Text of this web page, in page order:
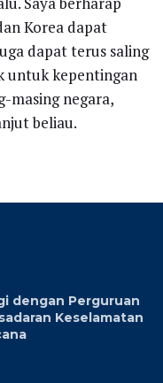
Korea dapat
dapat terus saling
untuk kepentingan
masing negara,
beliau.
dengan Perguruan
Keselamatan